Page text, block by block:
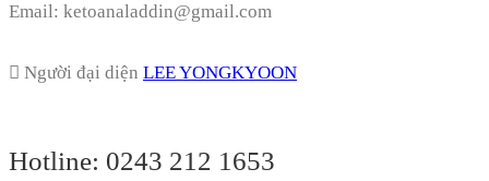
Email: ketoanaladdin@gmail.com
Người đại diện LEE YONGKYOON
Hotline: 0243 212 1653